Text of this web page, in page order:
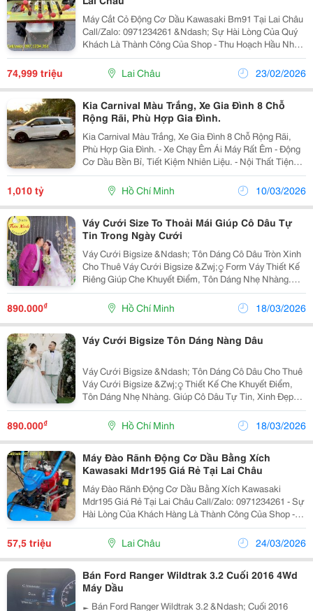
Máy Cắt Cỏ Động Cơ Dầu Kawasaki Bm91 Tại Lai Châu
Call/Zalo: 0971234261 &Ndash; Sự Hài Lòng Của Quý
Khách Là Thành Công Của Shop - Thu Hoạch Hầu Như
Tất Cả Các Loại Cỏ Như Cỏ Voi, Bắp Ngô (Nguyên Cây),
Cỏ Sả, Cỏ Mulato, Cỏ Stylo,...
74,999 triệu Lai Châu 23/02/2026
Kia Carnival Màu Trắng, Xe Gia Đình 8 Chỗ
Rộng Rãi, Phù Hợp Gia Đình.
Kia Carnival Màu Trắng, Xe Gia Đình 8 Chỗ Rộng Rãi,
Phù Hợp Gia Đình. - Xe Chạy Êm Ái Máy Rất Êm - Động
Cơ Dầu Bền Bỉ, Tiết Kiệm Nhiên Liệu. - Nội Thất Tiện
Nghi, Thoải Mái Cho Mọi Hành Trình,Ngoài Tiêu Chuẩn
Hiện Đại Của Hãng.có Trang Bị Thêm...
1,010 tỷ Hồ Chí Minh 10/03/2026
Váy Cưới Size To Thoải Mái Giúp Cô Dâu Tự
Tin Trong Ngày Cưới
Váy Cưới Bigsize &Ndash; Tôn Dáng Cô Dâu Tròn Xinh
Cho Thuê Váy Cưới Bigsize &Zwj;♀️ Form Váy Thiết Kế
Riêng Giúp Che Khuyết Điểm, Tôn Dáng Nhẹ Nhàng.
Giúp Cô Dâu Tự Tin Suốt Ngày Cưới. ✨ Shop Sẵn Size
Từ 40Kg&Ndash;200Kg , Các Bạn Từ 100Kg, 120Kg...
890.000₫ Hồ Chí Minh 18/03/2026
Váy Cưới Bigsize Tôn Dáng Nàng Dâu
Váy Cưới Bigsize &Ndash; Tôn Dáng Cô Dâu Cho Thuê
Váy Cưới Bigsize &Zwj;♀️ Thiết Kế Che Khuyết Điểm,
Tôn Dáng Nhẹ Nhàng. Giúp Cô Dâu Tự Tin, Xinh Đẹp
Trong Suốt Ngày Cưới. ✨ Nhiều Mẫu Từ Đơn Giản Đến
Sang Trọng 314/2G1 Điện Biên Phủ, Q10 ⏰ 9:00...
890.000₫ Hồ Chí Minh 18/03/2026
Máy Đào Rãnh Động Cơ Dầu Bằng Xích
Kawasaki Mdr195 Giá Rẻ Tại Lai Châu
Máy Đào Rãnh Động Cơ Dầu Bằng Xích Kawasaki
Mdr195 Giá Rẻ Tại Lai Châu Call/Zalo: 0971234261 - Sự
Hài Lòng Của Khách Hàng Là Thành Công Của Shop -
Máy Đào Rãnh Kawasaki Mdr195 Là Một Thiết Bị
Chuyên Dụng Được Thiết Kế Để Đào Rãnh Và Mương
57,5 triệu Lai Châu 24/03/2026
Bán Ford Ranger Wildtrak 3.2 Cuối 2016 4Wd
Máy Dầu
► Bán Ford Ranger Wildtrak 3.2 &Ndash; Cuối 2016